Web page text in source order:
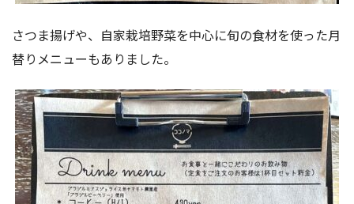
さつま揚げや、自家栽培野菜を中心に旬の食材を使った月
替りメニューもありました。